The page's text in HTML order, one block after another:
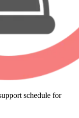
schedule for